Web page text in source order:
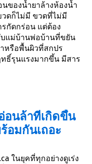
นของน้ำยาล้างห้องน้ำ
ดก็ไม่มี ขวดที่ไม่มี
รกัดกร่อน แต่ต้อง
แม่บ้านพ่อบ้านที่ขยัน
หรือพื้นผิวที่สกปร
ธิ์รุนแรงมากขึ้น มีสาร
อนล้าที่เกิดขึ้น
อมกันเถอะ
ในยุคที่ทุกอย่างดูเร่ง